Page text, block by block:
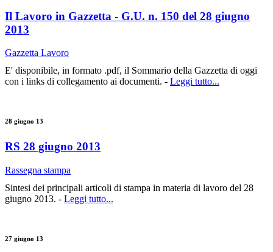
Il Lavoro in Gazzetta - G.U. n. 150 del 28 giugno
2013
Gazzetta Lavoro
E' disponibile, in formato .pdf, il Sommario della Gazzetta di oggi
con i links di collegamento ai documenti. - Leggi tutto...
28 giugno 13
RS 28 giugno 2013
Rassegna stampa
Sintesi dei principali articoli di stampa in materia di lavoro del 28
giugno 2013. - Leggi tutto...
27 giugno 13